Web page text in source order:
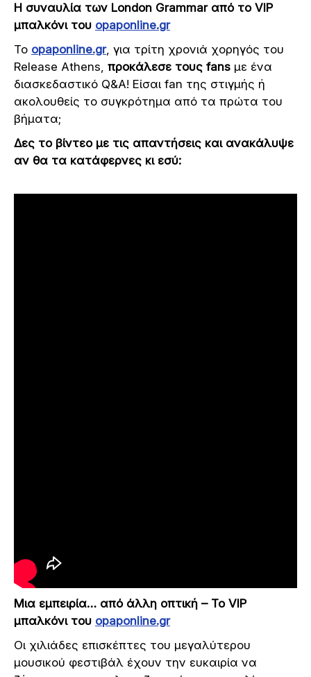
Η συναυλία των London Grammarαπό το VIP
μπαλκόνι του opaponline.gr
Το opaponline.gr, για τρίτη χρονιά χορηγός του
Release Athens, προκάλεσε τους fans με ένα
διασκεδαστικό Q&A! Είσαι fan της στιγμής ή
ακολουθείς το συγκρότημα από τα πρώτα του
βήματα;
Δες το βίντεο με τις απαντήσεις και ανακάλυψε
αν θα τα κατάφερνες κι εσύ:
Μια εμπειρία… από άλλη οπτική – Το VIP
μπαλκόνι του opaponline.gr
Οι χιλιάδες επισκέπτες του μεγαλύτερου
μουσικού φεστιβάλ έχουν την ευκαιρία να